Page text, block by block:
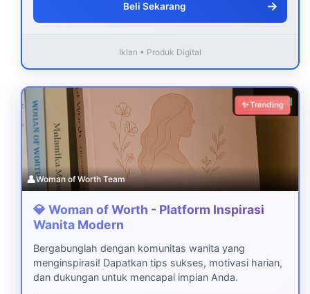
Beli Sekarang →
Iklan • Produk Digital
Download
✨ Trending
👤Woman of Worth Team
💎 Woman of Worth - Platform Inspirasi
Wanita Modern
Bergabunglah dengan komunitas wanita yang
menginspirasi! Dapatkan tips sukses, motivasi harian,
dan dukungan untuk mencapai impian Anda.